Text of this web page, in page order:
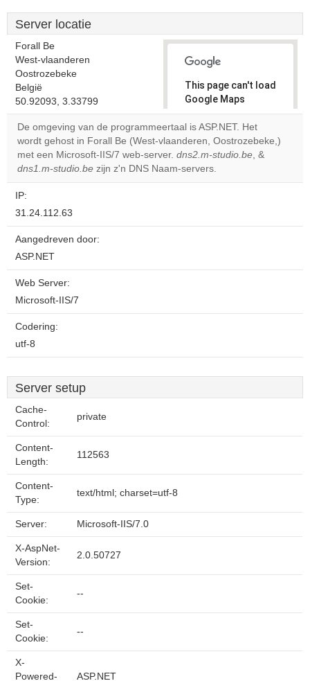
Server locatie
Forall Be
West-vlaanderen
Oostrozebeke
België
50.92093, 3.33799
This page can't load
Google Maps
correctly.
Do you
own this
website?
OK
De omgeving van de programmeertaal is ASP.NET. Het
wordt gehost in Forall Be (West-vlaanderen, Oostrozebeke,)
met een Microsoft-IIS/7 web-server. dns2.m-studio.be, &
dns1.m-studio.be zijn z'n DNS Naam-servers.
IP:
31.24.112.63
Aangedreven door:
ASP.NET
Web Server:
Microsoft-IIS/7
Codering:
utf-8
Server setup
Cache-
Control:
private
Content-
Length:
112563
Content-
Type:
text/html; charset=utf-8
Server: Microsoft-IIS/7.0
X-AspNet-
Version:
2.0.50727
Set-
Cookie:
--
Set-
Cookie:
--
X-
Powered-
ASP.NET